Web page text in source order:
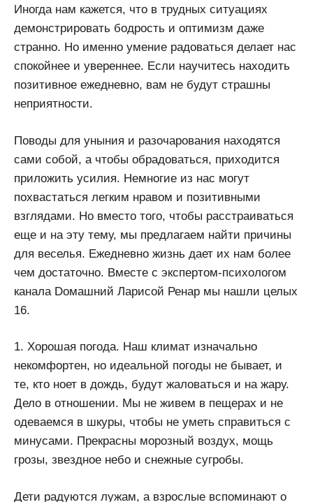
Иногда нам кажется, что в трудных ситуациях
демонстрировать бодрость и оптимизм даже
странно. Но именно умение радоваться делает нас
спокойнее и увереннее. Если научитесь находить
позитивное ежедневно, вам не будут страшны
неприятности.
Поводы для уныния и разочарования находятся
сами собой, а чтобы обрадоваться, приходится
приложить усилия. Немногие из нас могут
похвастаться легким нравом и позитивными
взглядами. Но вместо того, чтобы расстраиваться
еще и на эту тему, мы предлагаем найти причины
для веселья. Ежедневно жизнь дает их нам более
чем достаточно. Вместе с экспертом-психологом
канала Dомашний Ларисой Ренар мы нашли целых
16.
1. Хорошая погода. Наш климат изначально
некомфортен, но идеальной погоды не бывает, и
те, кто ноет в дождь, будут жаловаться и на жару.
Дело в отношении. Мы не живем в пещерах и не
одеваемся в шкуры, чтобы не уметь справиться с
минусами. Прекрасны морозный воздух, мощь
грозы, звездное небо и снежные сугробы.
Дети радуются лужам, а взрослые вспоминают о